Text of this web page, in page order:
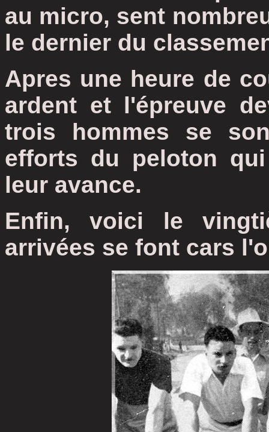
au micro, sent
le dernier du
Apres une heure de
ardent et l'épreuve
trois hommes se
efforts du peloton
leur avance.
Enfin, voici le
arrivées se font cars